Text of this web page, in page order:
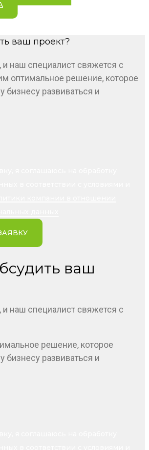
ваш проект?
и наш специалист свяжется с
оптимальное решение, которое
развиваться и
ваш
и наш специалист свяжется с
решение, которое
развиваться и